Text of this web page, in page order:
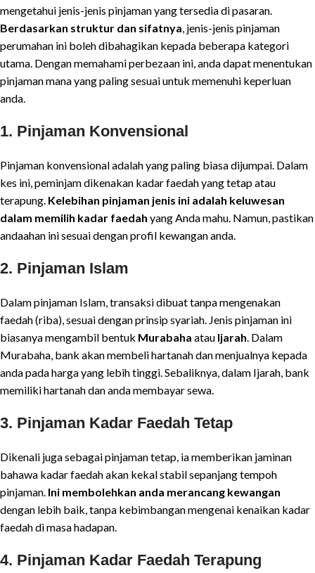
mengetahui jenis-jenis pinjaman yang tersedia di pasaran.
Berdasarkan struktur dan sifatnya , jenis-jenis pinjaman
perumahan ini boleh dibahagikan kepada beberapa kategori
utama. Dengan memahami perbezaan ini, anda dapat menentukan
pinjaman mana yang paling sesuai untuk memenuhi keperluan
anda.
1. Pinjaman Konvensional
Pinjaman konvensional adalah yang paling biasa dijumpai. Dalam
kes ini, peminjam dikenakan kadar faedah yang tetap atau
terapung. Kelebihan pinjaman jenis ini adalah keluwesan
dalam memilih kadar faedah yang Anda mahu. Namun, pastikan
andaahan ini sesuai dengan profil kewangan anda.
2. Pinjaman Islam
Dalam pinjaman Islam, transaksi dibuat tanpa mengenakan
faedah (riba), sesuai dengan prinsip syariah. Jenis pinjaman ini
biasanya mengambil bentuk Murabaha atau Ijarah . Dalam
Murabaha, bank akan membeli hartanah dan menjualnya kepada
anda pada harga yang lebih tinggi. Sebaliknya, dalam Ijarah, bank
memiliki hartanah dan anda membayar sewa.
3. Pinjaman Kadar Faedah Tetap
Dikenali juga sebagai pinjaman tetap, ia memberikan jaminan
bahawa kadar faedah akan kekal stabil sepanjang tempoh
pinjaman. Ini membolehkan anda merancang kewangan
dengan lebih baik, tanpa kebimbangan mengenai kenaikan kadar
faedah di masa hadapan.
4. Pinjaman Kadar Faedah Terapung